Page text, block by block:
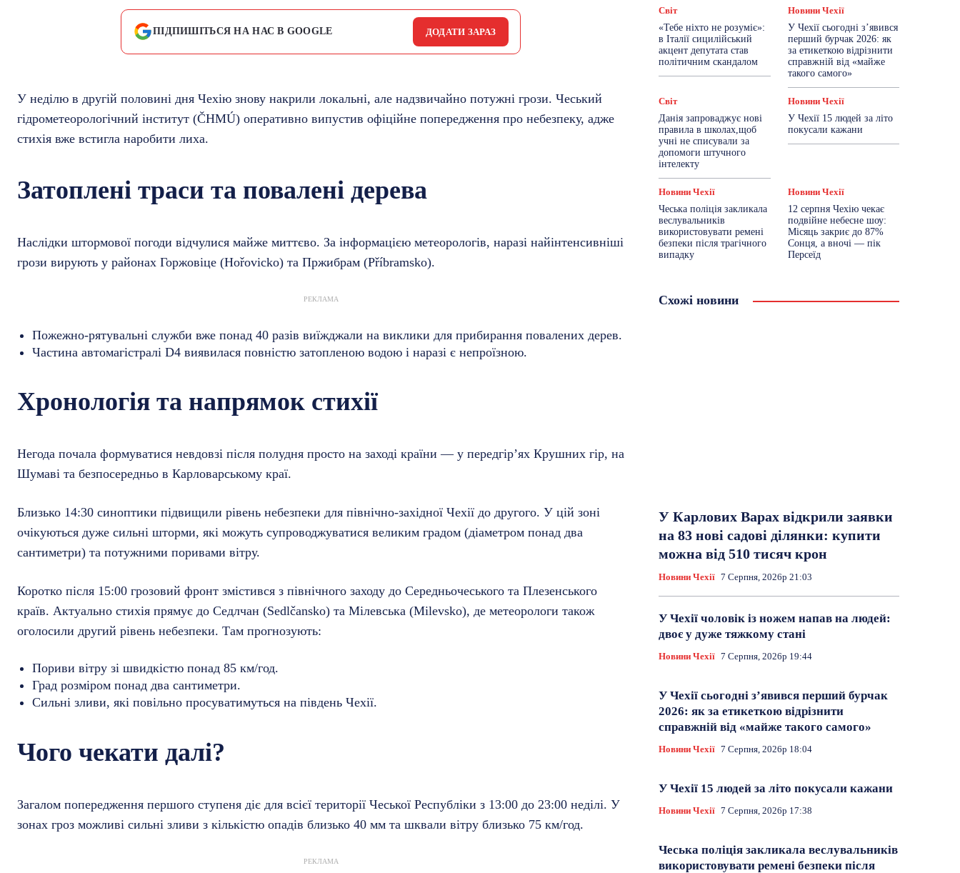
ПІДПИШІТЬСЯ НА НАС В GOOGLE ДОДАТИ ЗАРАЗ
У неділю в другій половині дня Чехію знову накрили локальні, але надзвичайно потужні грози. Чеський
гідрометеорологічний інститут (ČHMÚ) оперативно випустив офіційне попередження про небезпеку, адже
стихія вже встигла наробити лиха.
Затоплені траси та повалені дерева
Наслідки штормової погоди відчулися майже миттєво. За інформацією метеорологів, наразі найінтенсивніші
грози вирують у районах Горжовіце (Hořovicko) та Пржибрам (Příbramsko).
РЕКЛАМА
Пожежно-рятувальні служби вже понад 40 разів виїжджали на виклики для прибирання повалених дерев.
Частина автомагістралі D4 виявилася повністю затопленою водою і наразі є непроїзною.
Хронологія та напрямок стихії
Негода почала формуватися невдовзі після полудня просто на заході країни — у передгір’ях Крушних гір, на
Шумаві та безпосередньо в Карловарському краї.
Близько 14:30 синоптики підвищили рівень небезпеки для північно-західної Чехії до другого. У цій зоні
очікуються дуже сильні шторми, які можуть супроводжуватися великим градом (діаметром понад два
сантиметри) та потужними поривами вітру.
Коротко після 15:00 грозовий фронт змістився з північного заходу до Середньочеського та Плезенського
країв. Актуально стихія прямує до Седлчан (Sedlčansko) та Мілевська (Milevsko), де метеорологи також
оголосили другий рівень небезпеки. Там прогнозують:
Пориви вітру зі швидкістю понад 85 км/год.
Град розміром понад два сантиметри.
Сильні зливи, які повільно просуватимуться на південь Чехії.
Чого чекати далі?
Загалом попередження першого ступеня діє для всієї території Чеської Республіки з 13:00 до 23:00 неділі. У
зонах гроз можливі сильні зливи з кількістю опадів близько 40 мм та шквали вітру близько 75 км/год.
РЕКЛАМА
Світ
«Тебе ніхто не розуміє»:
в Італії сицилійський
акцент депутата став
політичним скандалом
Новини Чехії
У Чехії сьогодні з’явився
перший бурчак 2026: як
за етикеткою відрізнити
справжній від «майже
такого самого»
Світ
Данія запроваджує нові
правила в школах,щоб
учні не списували за
допомоги штучного
інтелекту
Новини Чехії
У Чехії 15 людей за літо
покусали кажани
Новини Чехії
Чеська поліція закликала
веслувальників
використовувати ремені
безпеки після трагічного
випадку
Новини Чехії
12 серпня Чехію чекає
подвійне небесне шоу:
Місяць закриє до 87%
Сонця, а вночі — пік
Персеїд
Схожі новини
У Карлових Варах відкрили заявки
на 83 нові садові ділянки: купити
можна від 510 тисяч крон
Новини Чехії 7 Серпня, 2026р 21:03
У Чехії чоловік із ножем напав на людей:
двоє у дуже тяжкому стані
Новини Чехії 7 Серпня, 2026р 19:44
У Чехії сьогодні з’явився перший бурчак
2026: як за етикеткою відрізнити
справжній від «майже такого самого»
Новини Чехії 7 Серпня, 2026р 18:04
У Чехії 15 людей за літо покусали кажани
Новини Чехії 7 Серпня, 2026р 17:38
Чеська поліція закликала веслувальників
використовувати ремені безпеки після